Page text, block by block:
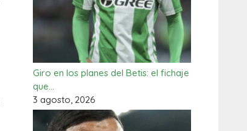
Giro en los planes del Betis: el fichaje
que…
3 agosto, 2026